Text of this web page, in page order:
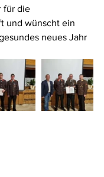
für die
und wünscht ein
neues Jahr